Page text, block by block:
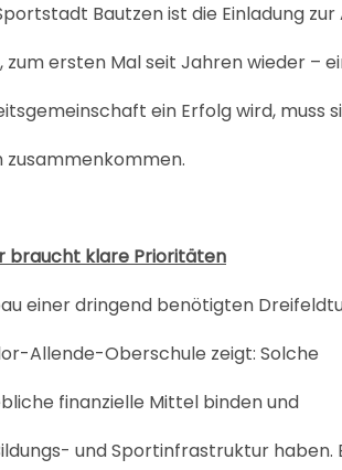
Bautzen ist die Einladung zur
zum ersten Mal seit Jahren wieder –
ein Erfolg wird, muss
braucht klare Prioritäten
einer dringend benötigten
Allende-Oberschule zeigt: Solche
finanzielle Mittel binden und
und Sportinfrastruktur haben.